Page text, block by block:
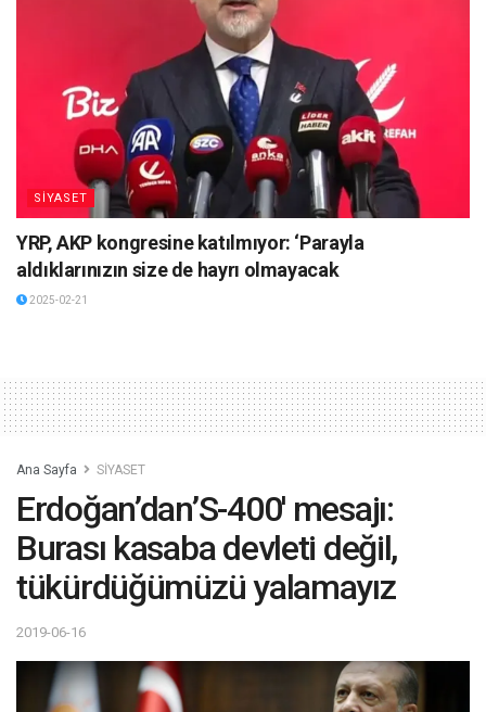
SİYASET
YRP, AKP kongresine katılmıyor: ‘Parayla
aldıklarınızın size de hayrı olmayacak
2025-02-21
Ana Sayfa SİYASET
Erdoğan’dan’S-400′ mesajı:
Burası kasaba devleti değil,
tükürdüğümüzü yalamayız
2019-06-16